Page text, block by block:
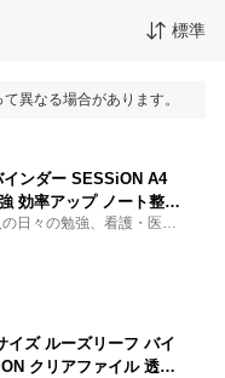
標準
異なる場合があります。
インダー SESSiON A4
効率アップ ノート整理
マン 【宅配便のみ】 社
しゃれ 学生 大学生 文
日々の勉強、看護・医療
にも!
イズ ルーズリーフ バイ
クリアファイル 透明